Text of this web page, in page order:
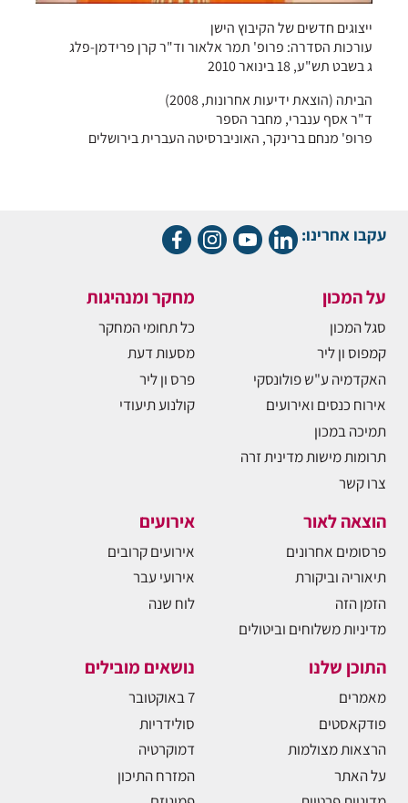
ייצוגים חדשים של הקיבוץ הישן
עורכות הסדרה: פרופ' תמר אלאור וד"ר קרן פרידמן-פלג
ג בשבט תש"ע, 18 בינואר 2010
הביתה (הוצאת ידיעות אחרונות, 2008)
ד"ר אסף ענברי, מחבר הספר
פרופ' מנחם ברינקר, האוניברסיטה העברית בירושלים
עקבו אחרינו:
על המכון
סגל המכון
קמפוס ון ליר
האקדמיה ע"ש פולונסקי
אירוח כנסים ואירועים
תמיכה במכון
תרומות מישות מדינית זרה
צרו קשר
מחקר ומנהיגות
כל תחומי המחקר
מסעות דעת
פרס ון ליר
קולנוע תיעודי
הוצאה לאור
פרסומים אחרונים
תיאוריה וביקורת
הזמן הזה
מדיניות משלוחים וביטולים
אירועים
אירועים קרובים
אירועי עבר
לוח שנה
התוכן שלנו
מאמרים
פודקאסטים
הרצאות מצולמות
על האתר
נושאים מובילים
7 באוקטובר
סולידריות
דמוקרטיה
המזרח התיכון